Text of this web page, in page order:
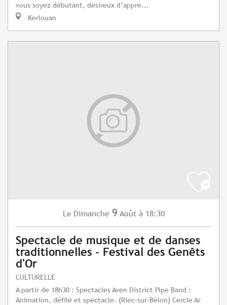
vous soyez débutant, désireux d’appre...
Kerlouan
Le Dimanche 9 Août à 18:30
Spectacle de musique et de danses
traditionnelles - Festival des Genêts
d'Or
CULTURELLE
A partir de 18h30 : Spectacles Aven District Pipe Band :
Animation, défilé et spectacle. (Riec-sur-Bélon) Cercle Ar